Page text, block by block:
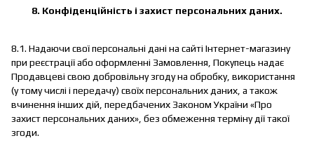
8. Конфіденційність і захист персональних даних.
8.1. Надаючи свої персональні дані на сайті Інтернет-магазину
при реєстрації або оформленні Замовлення, Покупець надає
Продавцеві свою добровільну згоду на обробку, використання
(у тому числі і передачу) своїх персональних даних, а також
вчинення інших дій, передбачених Законом України «Про
захист персональних даних», без обмеження терміну дії такої
згоди.